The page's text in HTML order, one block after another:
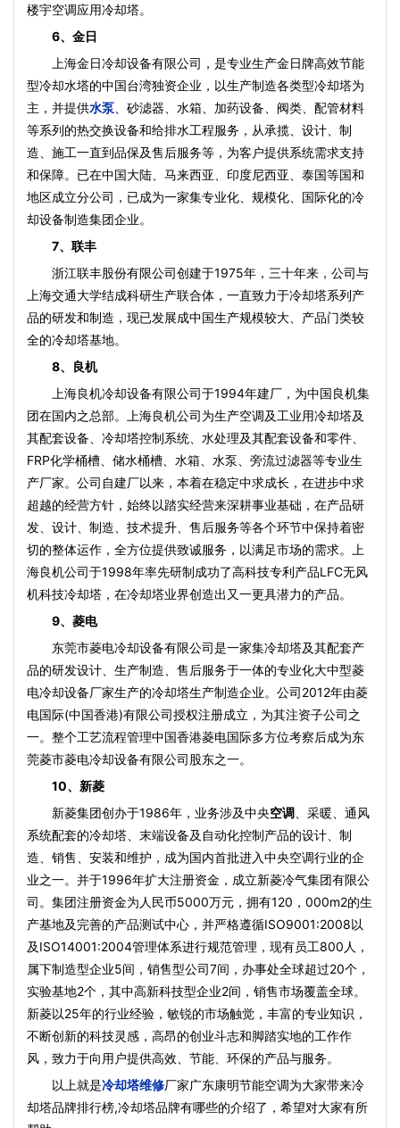
楼宇空调应用冷却塔。
6、金日
上海金日冷却设备有限公司，是专业生产金日牌高效节能
型冷却水塔的中国台湾独资企业，以生产制造各类型冷却塔为
主，并提供水泵 、砂滤器、水箱、加药设备、阀类、配管材料
等系列的热交换设备和给排水工程服务，从承揽、设计、制
造、施工一直到品保及售后服务等，为客户提供系统需求支持
和保障。已在中国大陆、马来西亚、印度尼西亚、泰国等国和
地区成立分公司，已成为一家集专业化、规模化、国际化的冷
却设备制造集团企业。
7、联丰
浙江联丰股份有限公司创建于1975年，三十年来，公司与
上海交通大学结成科研生产联合体，一直致力于冷却塔系列产
品的研发和制造，现已发展成中国生产规模较大、产品门类较
全的冷却塔基地。
8、良机
上海良机冷却设备有限公司于1994年建厂，为中国良机集
团在国内之总部。上海良机公司为生产空调及工业用冷却塔及
其配套设备、冷却塔控制系统、水处理及其配套设备和零件、
FRP化学桶槽、储水桶槽、水箱、水泵、旁流过滤器等专业生
产厂家。公司自建厂以来，本着在稳定中求成长，在进步中求
超越的经营方针，始终以踏实经营来深耕事业基础，在产品研
发、设计、制造、技术提升、售后服务等各个环节中保持着密
切的整体运作，全方位提供致诚服务，以满足市场的需求。上
海良机公司于1998年率先研制成功了高科技专利产品LFC无风
机科技冷却塔，在冷却塔业界创造出又一更具潜力的产品。
9、菱电
东莞市菱电冷却设备有限公司是一家集冷却塔及其配套产
品的研发设计、生产制造、售后服务于一体的专业化大中型菱
电冷却设备厂家生产的冷却塔生产制造企业。公司2012年由菱
电国际(中国香港)有限公司授权注册成立，为其注资子公司之
一。整个工艺流程管理中国香港菱电国际多方位考察后成为东
莞菱市菱电冷却设备有限公司股东之一。
10、新菱
新菱集团创办于1986年，业务涉及中央空调 、采暖、通风
系统配套的冷却塔、末端设备及自动化控制产品的设计、制
造、销售、安装和维护，成为国内首批进入中央空调行业的企
业之一。并于1996年扩大注册资金，成立新菱冷气集团有限公
司。集团注册资金为人民币5000万元，拥有120，000m2的生
产基地及完善的产品测试中心，并严格遵循ISO9001:2008以
及ISO14001:2004管理体系进行规范管理，现有员工800人，
属下制造型企业5间，销售型公司7间，办事处全球超过20个，
实验基地2个，其中高新科技型企业2间，销售市场覆盖全球。
新菱以25年的行业经验，敏锐的市场触觉，丰富的专业知识，
不断创新的科技灵感，高昂的创业斗志和脚踏实地的工作作
风，致力于向用户提供高效、节能、环保的产品与服务。
以上就是冷却塔维修厂家广东康明节能空调为大家带来冷
却塔品牌排行榜,冷却塔品牌有哪些的介绍了，希望对大家有所